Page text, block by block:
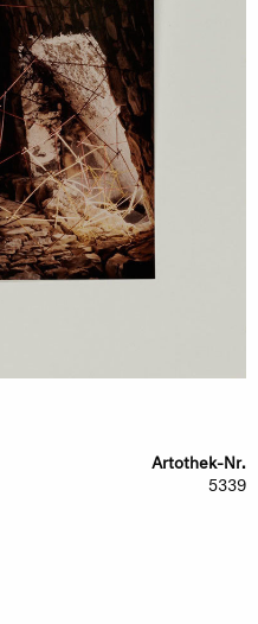
Artothek-Nr.
5339